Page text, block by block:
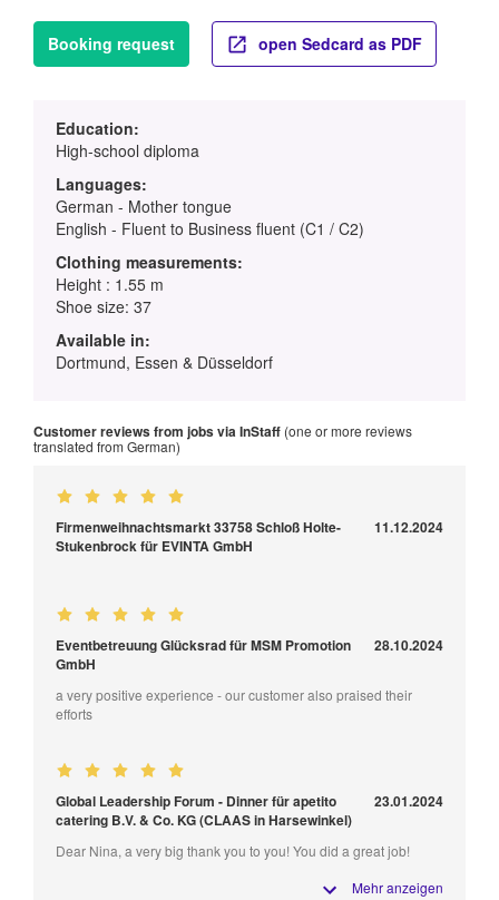
Booking request open Sedcard as PDF
Education:
High-school diploma
Languages:
German - Mother tongue
English - Fluent to Business fluent (C1 / C2)
Clothing measurements:
Height : 1.55 m
Shoe size: 37
Available in:
Dortmund, Essen & Düsseldorf
Customer reviews from jobs via InStaff (one or more reviews
translated from German)
Firmenweihnachtsmarkt 33758 Schloß Holte-
Stukenbrock für EVINTA GmbH
11.12.2024
Eventbetreuung Glücksrad für MSM Promotion
GmbH
28.10.2024
a very positive experience - our customer also praised their
efforts
Global Leadership Forum - Dinner für apetito
catering B.V. & Co. KG (CLAAS in Harsewinkel)
23.01.2024
Dear Nina, a very big thank you to you! You did a great job!
Mehr anzeigen